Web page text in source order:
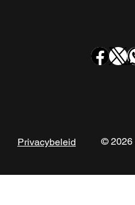
Leidschendam© 2026
Privacybeleid